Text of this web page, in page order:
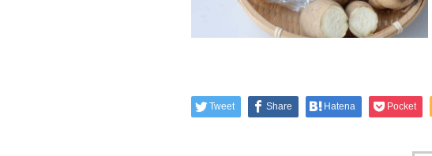
Tweet Share Hatena Pocket